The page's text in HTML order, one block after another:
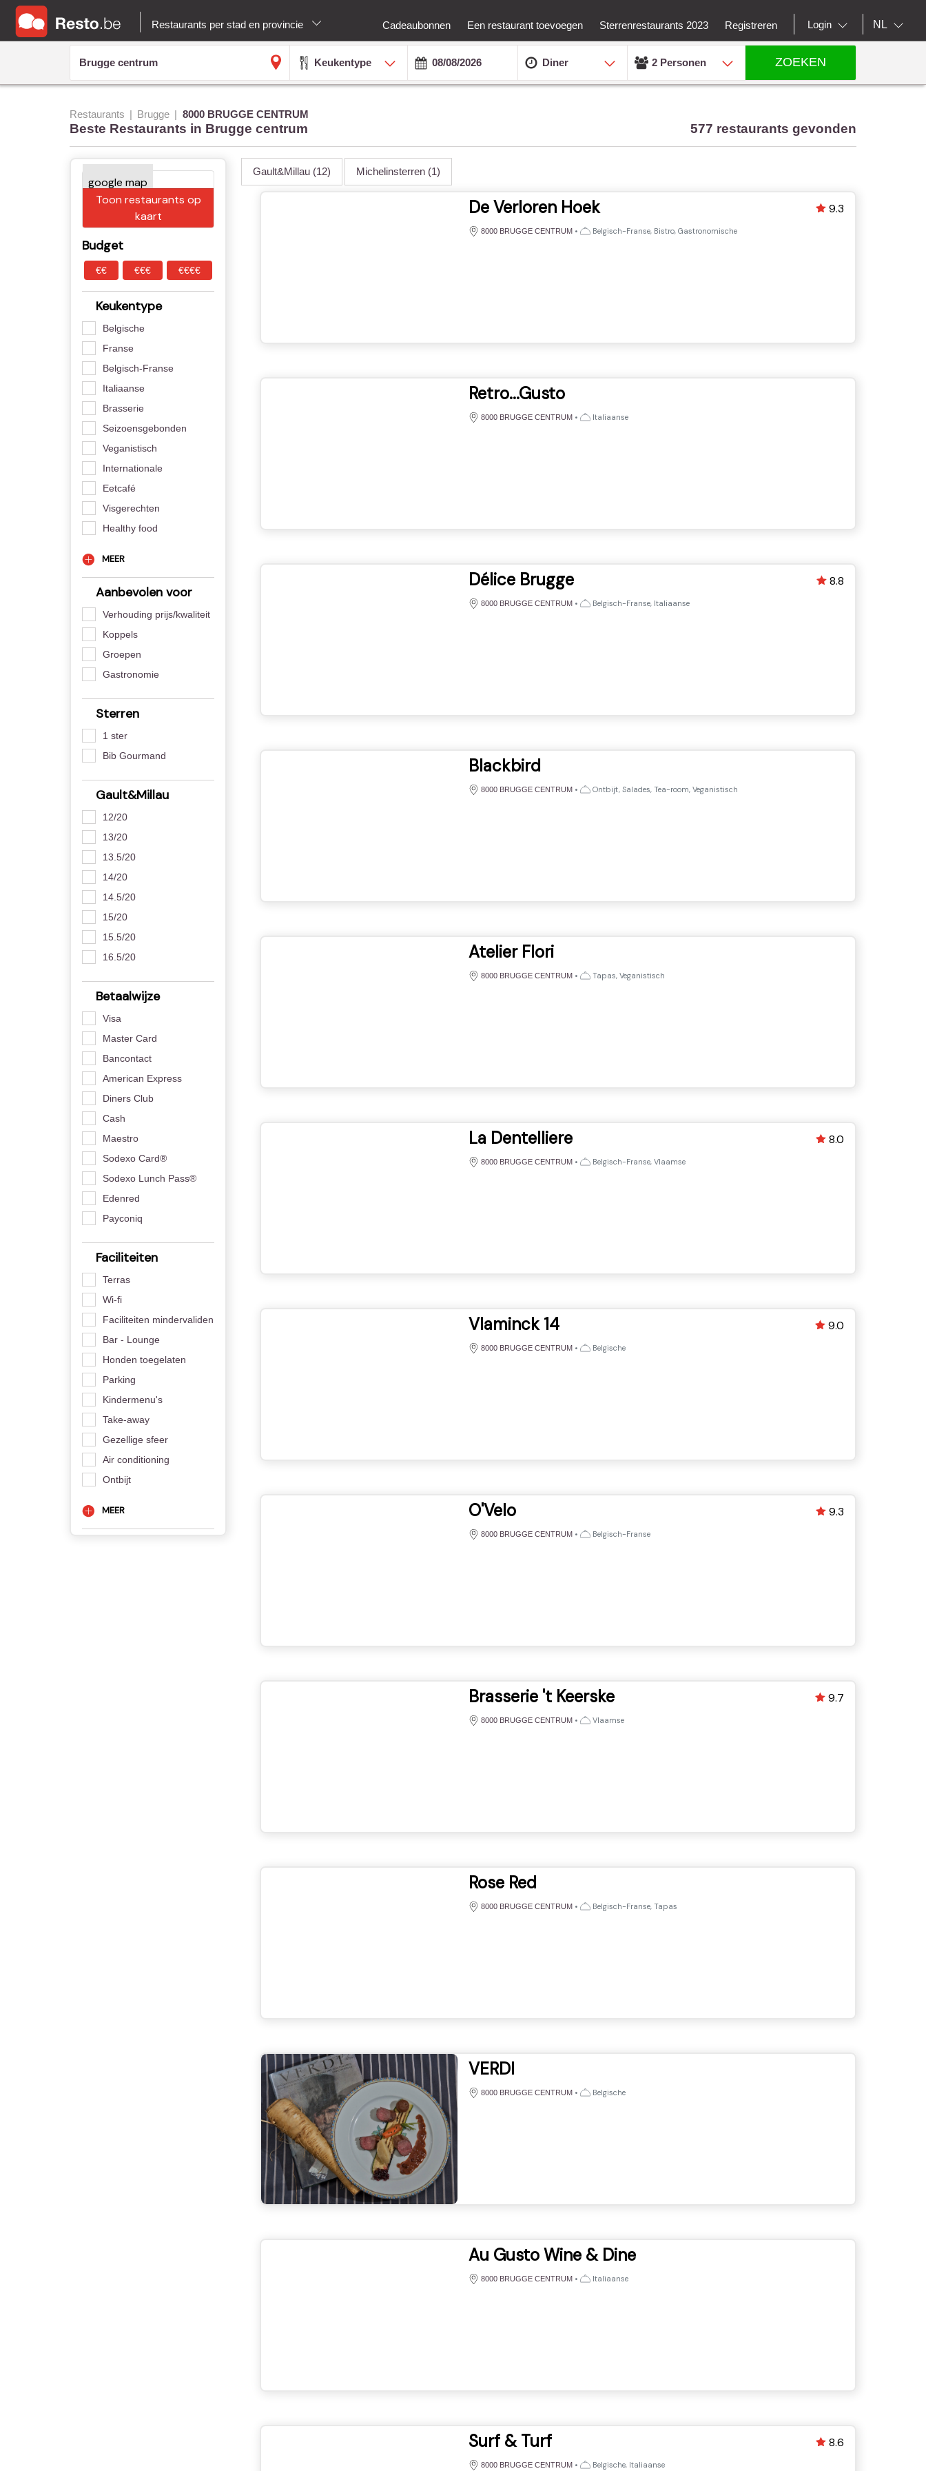
Restaurants per stad en provincie Cadeaubonnen Een restaurant toevoegen Sterrenrestaurants 2023 Registreren Login NL
Keukentype Diner 2 Personen ZOEKEN
Restaurants Brugge 8000 BRUGGE CENTRUM
Beste Restaurants in Brugge centrum 577 restaurants gevonden
Toon restaurants op
kaart
Budget
€€ €€€ €€€€
Keukentype
Belgische
Franse
Belgisch-Franse
Italiaanse
Brasserie
Seizoensgebonden
Veganistisch
Internationale
Eetcafé
Visgerechten
Healthy food
MEER
Aanbevolen voor
Verhouding prijs/kwaliteit
Koppels
Groepen
Gastronomie
Sterren
1 ster
Bib Gourmand
Gault&Millau
12/20
13/20
13.5/20
14/20
14.5/20
15/20
15.5/20
16.5/20
Betaalwijze
Visa
Master Card
Bancontact
American Express
Diners Club
Cash
Maestro
Sodexo Card®
Sodexo Lunch Pass®
Edenred
Payconiq
Faciliteiten
Terras
Wi-fi
Faciliteiten mindervaliden
Bar - Lounge
Honden toegelaten
Parking
Kindermenu's
Take-away
Gezellige sfeer
Air conditioning
Ontbijt
MEER
Gault&Millau (12) Michelinsterren (1)
De Verloren Hoek
8000 BRUGGE CENTRUM • Belgisch-Franse, Bistro, Gastronomische
9.3
Retro...Gusto
8000 BRUGGE CENTRUM • Italiaanse
Délice Brugge
8000 BRUGGE CENTRUM • Belgisch-Franse, Italiaanse
8.8
Blackbird
8000 BRUGGE CENTRUM • Ontbijt, Salades, Tea-room, Veganistisch
Atelier Flori
8000 BRUGGE CENTRUM • Tapas, Veganistisch
La Dentelliere
8000 BRUGGE CENTRUM • Belgisch-Franse, Vlaamse
8.0
Vlaminck 14
8000 BRUGGE CENTRUM • Belgische
9.0
O'Velo
8000 BRUGGE CENTRUM • Belgisch-Franse
9.3
Brasserie 't Keerske
8000 BRUGGE CENTRUM • Vlaamse
9.7
Rose Red
8000 BRUGGE CENTRUM • Belgisch-Franse, Tapas
VERDI
8000 BRUGGE CENTRUM • Belgische
Au Gusto Wine & Dine
8000 BRUGGE CENTRUM • Italiaanse
Surf & Turf
8000 BRUGGE CENTRUM • Belgische, Italiaanse
8.6